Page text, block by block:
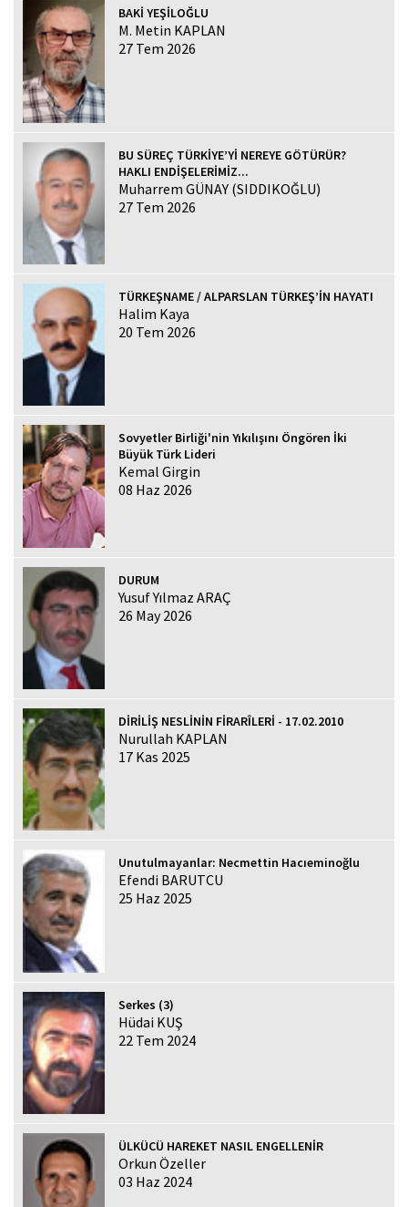
BAKİ YEŞİLOĞLU
M. Metin KAPLAN
27 Tem 2026
BU SÜREÇ TÜRKİYE’Yİ NEREYE GÖTÜRÜR?
HAKLI ENDİŞELERİMİZ...
Muharrem GÜNAY (SIDDIKOĞLU)
27 Tem 2026
TÜRKEŞNAME / ALPARSLAN TÜRKEŞ’İN HAYATI
Halim Kaya
20 Tem 2026
Sovyetler Birliği'nin Yıkılışını Öngören İki
Büyük Türk Lideri
Kemal Girgin
08 Haz 2026
DURUM
Yusuf Yılmaz ARAÇ
26 May 2026
DİRİLİŞ NESLİNİN FİRARÎLERİ - 17.02.2010
Nurullah KAPLAN
17 Kas 2025
Unutulmayanlar: Necmettin Hacıeminoğlu
Efendi BARUTCU
25 Haz 2025
Serkes (3)
Hüdai KUŞ
22 Tem 2024
ÜLKÜCÜ HAREKET NASIL ENGELLENİR
Orkun Özeller
03 Haz 2024